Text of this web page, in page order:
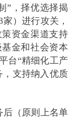
”，择优选择揭
）进行攻关，
资金渠道支持
金和社会资本
台“精细化工产
，支持纳入优质
后（原则上名单